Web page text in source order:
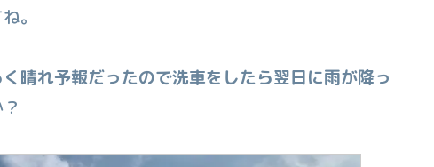
。
く晴れ予報だったので洗車をしたら翌日に雨が降っ